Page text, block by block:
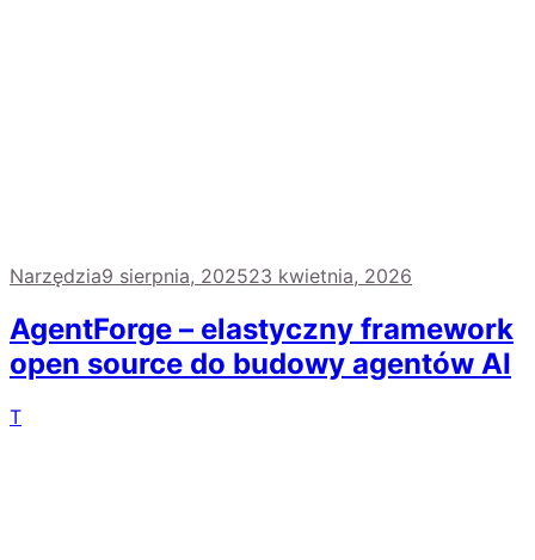
Narzędzia9 sierpnia, 202523 kwietnia, 2026
AgentForge – elastyczny framework
open source do budowy agentów AI
T